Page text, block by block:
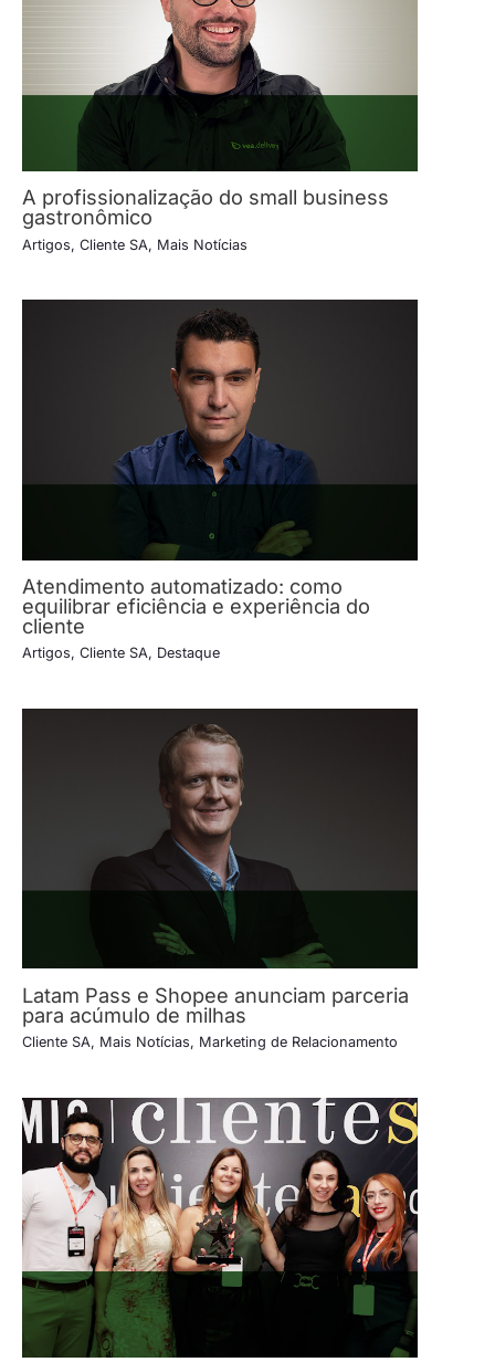
A profissionalização do small business
gastronômico
Artigos, Cliente SA, Mais Notícias
Atendimento automatizado: como
equilibrar eficiência e experiência do
cliente
Artigos, Cliente SA, Destaque
Latam Pass e Shopee anunciam parceria
para acúmulo de milhas
Cliente SA, Mais Notícias, Marketing de Relacionamento